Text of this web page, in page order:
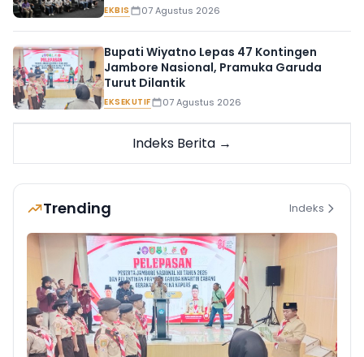
EKBIS 07 Agustus 2026
Bupati Wiyatno Lepas 47 Kontingen
Jambore Nasional, Pramuka Garuda
Turut Dilantik
EKSEKUTIF 07 Agustus 2026
Indeks Berita →
Trending Indeks